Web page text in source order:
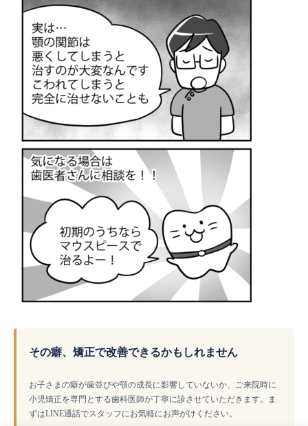
その癖、矯正で改善できるかもしれません
お子さまの癖が歯並びや顎の成長に影響していないか、ご来院時に
小児矯正を専門とする歯科医師が丁寧に診させていただきます。ま
ずはLINE通話でスタッフにお気軽にお声がけください。